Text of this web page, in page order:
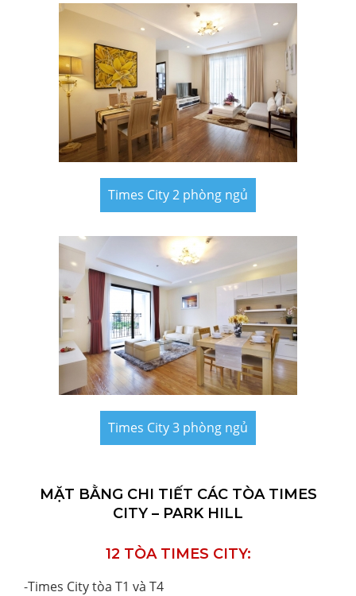
Times City 2 phòng ngủ
Times City 3 phòng ngủ
MẶT BẰNG CHI TIẾT CÁC TÒA TIMES
CITY – PARK HILL
12 TÒA TIMES CITY:
-Times City tòa T1 và T4